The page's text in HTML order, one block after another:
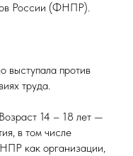
России (ФНПР).
выступала против
труда.
14 – 18 лет —
в том числе
как организации,